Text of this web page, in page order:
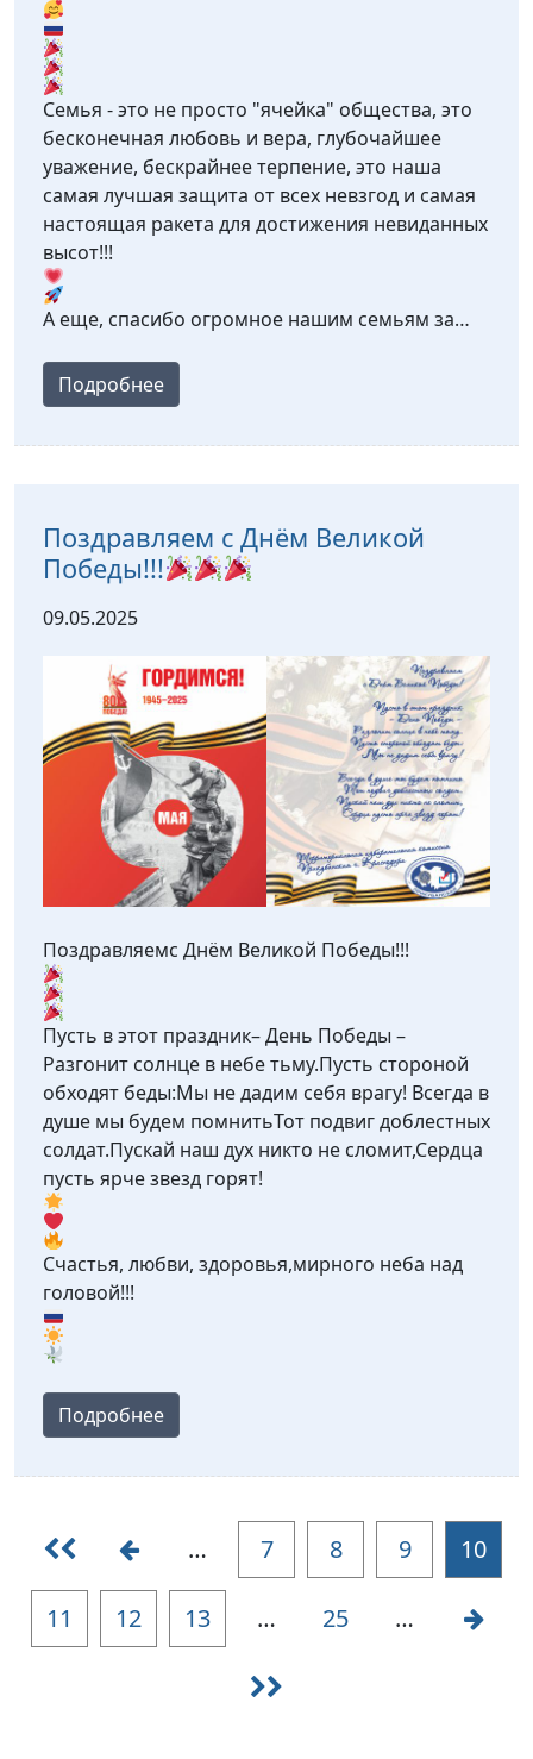
Семья - это не просто "ячейка" общества, это
бесконечная любовь и вера, глубочайшее
уважение, бескрайнее терпение, это наша
самая лучшая защита от всех невзгод и самая
настоящая ракета для достижения невиданных
высот!!!
А еще, спасибо огромное нашим семьям за…
Подробнее
Поздравляем с Днём Великой
Победы!!!
09.05.2025
Поздравляемс Днём Великой Победы!!!
Пусть в этот праздник– День Победы –
Разгонит солнце в небе тьму.Пусть стороной
обходят беды:Мы не дадим себя врагу! Всегда в
душе мы будем помнитьТот подвиг доблестных
солдат.Пускай наш дух никто не сломит,Сердца
пусть ярче звезд горят!
Счастья, любви, здоровья,мирного неба над
головой!!!
Подробнее
… 7 8 9 10
11 12 13 … 25 …